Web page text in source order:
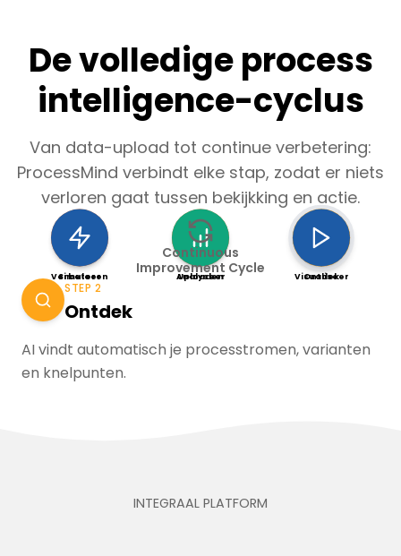
De volledige process
intelligence-cyclus
Van data-upload tot continue verbetering:
ProcessMind verbindt elke stap, zodat er niets
verloren gaat tussen bekijkking en actie.
Uploaden Ontdek
Visualiseer
Analyseer
Simuleer
Verbeteren
Continuous
Improvement Cycle
STEP 2
Ontdek
AI vindt automatisch je processtromen, varianten
en knelpunten.
INTEGRAAL PLATFORM